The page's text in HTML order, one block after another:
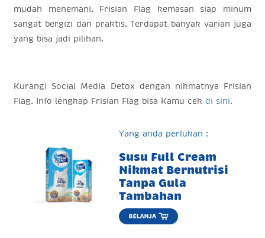
mudah menemani. Frisian Flag kemasan siap minum
sangat bergizi dan praktis. Terdapat banyak varian juga
yang bisa jadi pilihan.
Kurangi Social Media Detox dengan nikmatnya Frisian
Flag. Info lengkap Frisian Flag bisa Kamu cek di sini.
Yang anda perlukan :
Susu Full Cream
Nikmat Bernutrisi
Tanpa Gula
Tambahan